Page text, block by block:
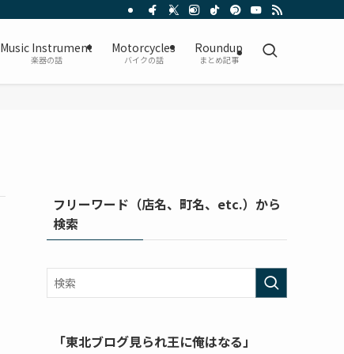
Music Instrument
楽器の話
Motorcycles
バイクの話
Roundup
まとめ記事
フリーワード（店名、町名、etc.）から
検索
「東北ブログ見られ王に俺はなる」